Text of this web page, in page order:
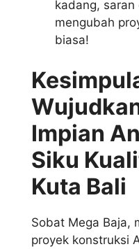
kadang,
mengubah
biasa!
Impian
Siku
Kuta Bali
Sobat Mega Baja,
proyek konstruksi